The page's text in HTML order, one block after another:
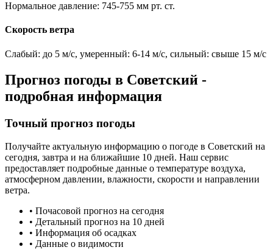
Нормальное давление: 745-755 мм рт. ст.
Скорость ветра
Слабый: до 5 м/с, умеренный: 6-14 м/с, сильный: свыше 15 м/с
Прогноз погоды в Советский -
подробная информация
Точный прогноз погоды
Получайте актуальную информацию о погоде в Советский на
сегодня, завтра и на ближайшие 10 дней. Наш сервис
предоставляет подробные данные о температуре воздуха,
атмосферном давлении, влажности, скорости и направлении
ветра.
• Почасовой прогноз на сегодня
• Детальный прогноз на 10 дней
• Информация об осадках
• Данные о видимости